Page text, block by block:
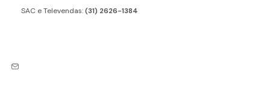
SAC e Televendas:(31) 2626-1384